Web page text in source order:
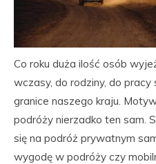
Co roku duża ilość osób
wczasy, do rodziny, do
granice naszego kraju.
podróży nierzadko ten sam.
się na podróż prywatnym
wygodę w podróży czy